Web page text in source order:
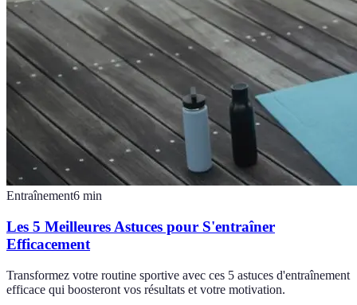
Entraînement6 min
Les 5 Meilleures Astuces pour S'entraîner
Efficacement
Transformez votre routine sportive avec ces 5 astuces d'entraînement
efficace qui boosteront vos résultats et votre motivation.